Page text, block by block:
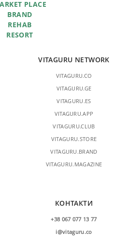
PLACE
BRAND
REHAB
RESORT
VITAGURU NETWORK
VITAGURU.CO
VITAGURU.GE
VITAGURU.ES
VITAGURU.APP
VITAGURU.CLUB
VITAGURU.STORE
VITAGURU.BRAND
VITAGURU.MAGAZINE
КОНТАКТИ
+38 067 077 13 77
i@vitaguru.co